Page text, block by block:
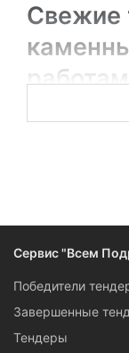
Свежие
работам
данные,
которых
Сервис "Всем
Победители
Завершенные
Тендеры